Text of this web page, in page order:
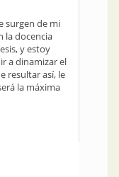
surgen de mi
la docencia
y estoy
a dinamizar el
resultar así, le
la máxima